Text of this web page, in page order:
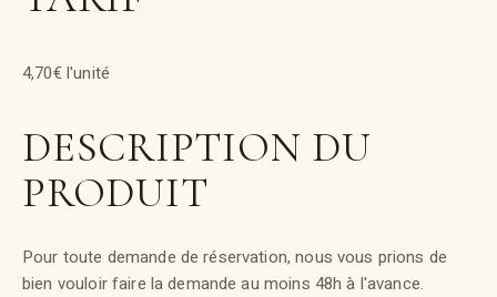
4,70€ l'unité
DESCRIPTION DU
PRODUIT
Pour toute demande de réservation, nous vous prions de
bien vouloir faire la demande au moins 48h à l'avance.